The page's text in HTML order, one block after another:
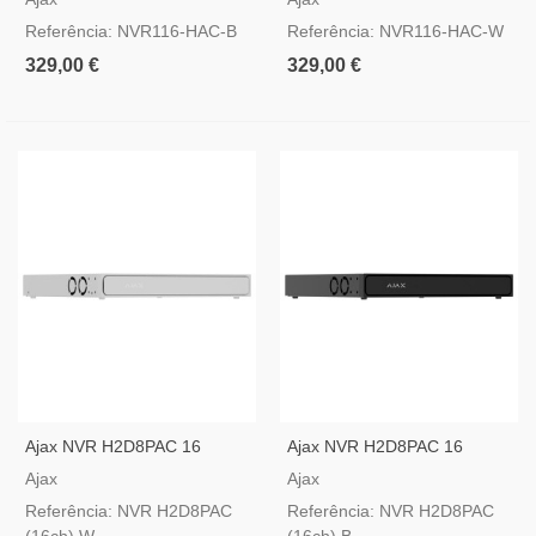
Referência: NVR116-HAC-B
329,00 €
Referência: NVR116-HAC-W
329,00 €
Ajax NVR H2D8PAC 16
Canais (8 PoE) Branco —
PoE, Suporte Para 2 HDDs
Ajax
Referência: NVR H2D8PAC
Ajax NVR H2D8PAC 16
Canais (8 PoE) Preto —
PoE, Suporte Para 2 HDDs
Ajax
Referência: NVR H2D8PAC